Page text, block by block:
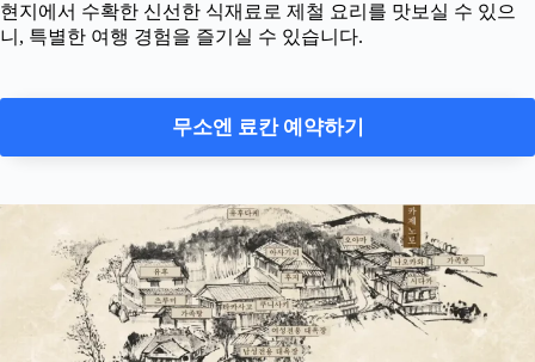
현지에서 수확한 신선한 식재료로 제철 요리를 맛보실 수 있으
니, 특별한 여행 경험을 즐기실 수 있습니다.
무소엔 료칸 예약하기